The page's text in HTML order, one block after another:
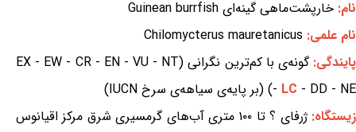
نام: خارپشت‌ماهی گینه‌ای Guinean burrfish
نام علمی: Chilomycterus mauretanicus
پایندگی:
گونه‌ی با کم‌ترین نگرانی (EX - EW - CR - EN - VU - NT
- LC - DD - NE) (بر پایه‌ی سیاهه‌ی سرخ IUCN)
زیستگاه:
ژرفای ؟ تا ۱۰۰ متری آب‌های گرمسیری شرق مرکز اقیانوس